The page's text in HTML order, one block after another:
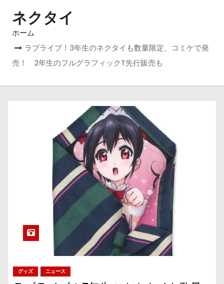
ネクタイ
ホーム
ラブライブ！3年生のネクタイも数量限定、コミケで発
売！ 2年生のフルグラフィックT先行販売も
グッズ ニュース